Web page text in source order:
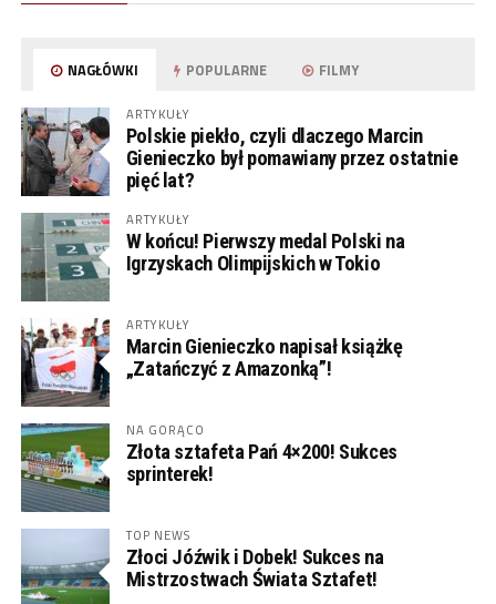
NAGŁÓWKI POPULARNE FILMY
ARTYKUŁY
Polskie piekło, czyli dlaczego Marcin
Gienieczko był pomawiany przez ostatnie
pięć lat?
ARTYKUŁY
W końcu! Pierwszy medal Polski na
Igrzyskach Olimpijskich w Tokio
ARTYKUŁY
Marcin Gienieczko napisał książkę
„Zatańczyć z Amazonką”!
NA GORĄCO
Złota sztafeta Pań 4×200! Sukces
sprinterek!
TOP NEWS
Złoci Jóźwik i Dobek! Sukces na
Mistrzostwach Świata Sztafet!